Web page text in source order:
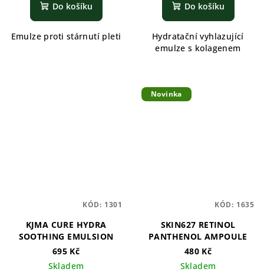
Do košíku
Emulze proti stárnutí pleti
Do košíku
Hydratační vyhlazující
emulze s kolagenem
KJMA CURE HYDRA
SOOTHING EMULSION
695 Kč
Skladem
KÓD: 1301
Novinka
SKIN627 RETINOL
PANTHENOL AMPOULE
480 Kč
Skladem
KÓD: 1635